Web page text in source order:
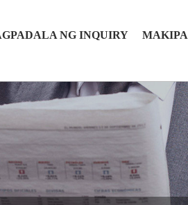
NG INQUIRY